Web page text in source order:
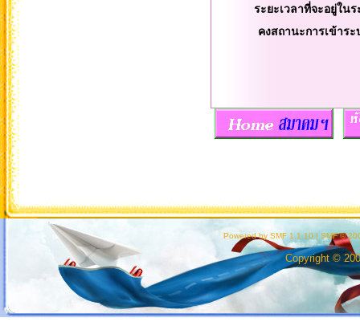
ระยะเวลาที่จะอยู่ใน
คงสถานะการเข้าร
Powered by SMF 1.1.10 | SMF ©
Copyright ©